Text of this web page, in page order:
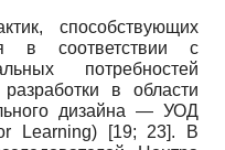
способствующих
в соответствии с
потребностей
в области
дизайна — УОД
Learning) [19; 23]. В